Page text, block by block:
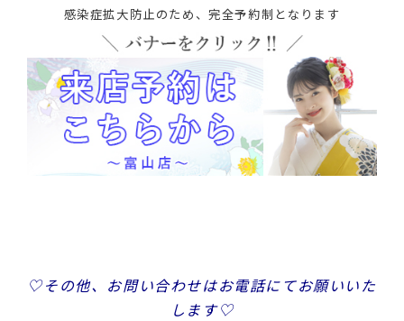
感染症拡大防止のため、完全予約制となります
♡その他、お問い合わせはお電話にてお願いいた
します♡